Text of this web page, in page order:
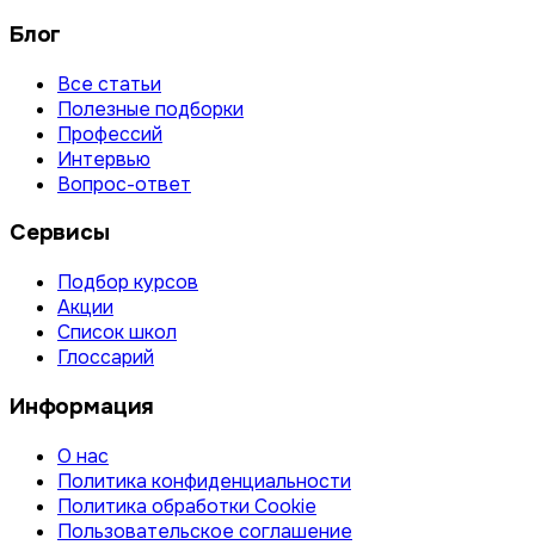
Блог
Все статьи
Полезные подборки
Профессий
Интервью
Вопрос-ответ
Сервисы
Подбор курсов
Акции
Список школ
Глоссарий
Информация
О нас
Политика конфиденциальности
Политика обработки Cookie
Пользовательское соглашение